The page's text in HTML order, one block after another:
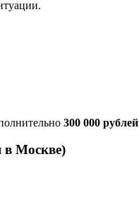
300 000
в Москве)